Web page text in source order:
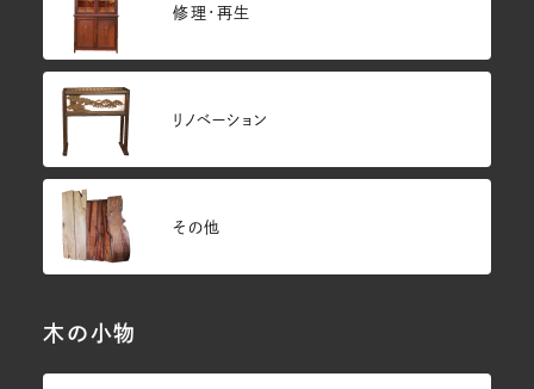
修理・再生
リノベーション
その他
木の小物